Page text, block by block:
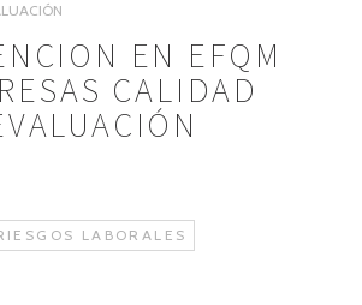
EN EFQM
CALIDAD
LABORALES